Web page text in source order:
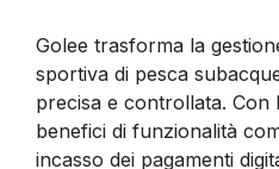
Golee trasforma la
sportiva di pesca
precisa e controllata.
benefici di funzionalità
incasso dei pagamenti